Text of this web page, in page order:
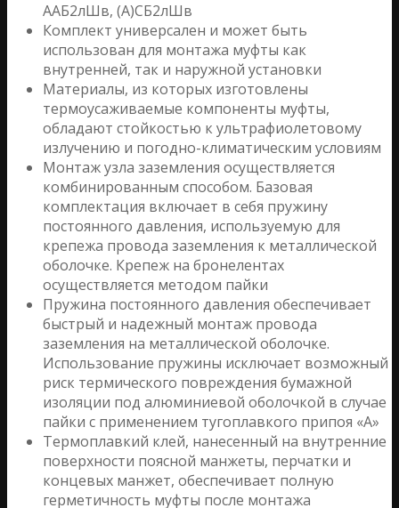
ААБ2лШв, (А)СБ2лШв
Комплект универсален и может быть
использован для монтажа муфты как
внутренней, так и наружной установки
Материалы, из которых изготовлены
термоусаживаемые компоненты муфты,
обладают стойкостью к ультрафиолетовому
излучению и погодно-климатическим условиям
Монтаж узла заземления осуществляется
комбинированным способом. Базовая
комплектация включает в себя пружину
постоянного давления, используемую для
крепежа провода заземления к металлической
оболочке. Крепеж на бронелентах
осуществляется методом пайки
Пружина постоянного давления обеспечивает
быстрый и надежный монтаж провода
заземления на металлической оболочке.
Использование пружины исключает возможный
риск термического повреждения бумажной
изоляции под алюминиевой оболочкой в случае
пайки с применением тугоплавкого припоя «А»
Термоплавкий клей, нанесенный на внутренние
поверхности поясной манжеты, перчатки и
концевых манжет, обеспечивает полную
герметичность муфты после монтажа